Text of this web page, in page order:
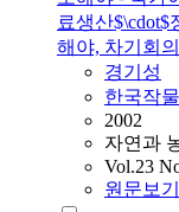
료생산
해야, 차기회
경기성
한국작
2002
자연과
Vol.23
원문보기